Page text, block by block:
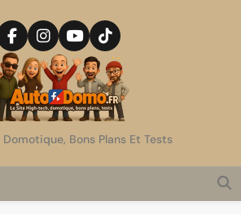
Domotique, Bons Plans Et Tests